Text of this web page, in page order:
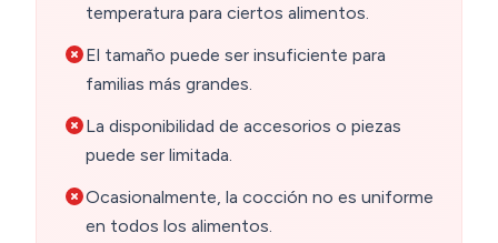
temperatura para ciertos alimentos.
El tamaño puede ser insuficiente para
familias más grandes.
La disponibilidad de accesorios o piezas
puede ser limitada.
Ocasionalmente, la cocción no es uniforme
en todos los alimentos.